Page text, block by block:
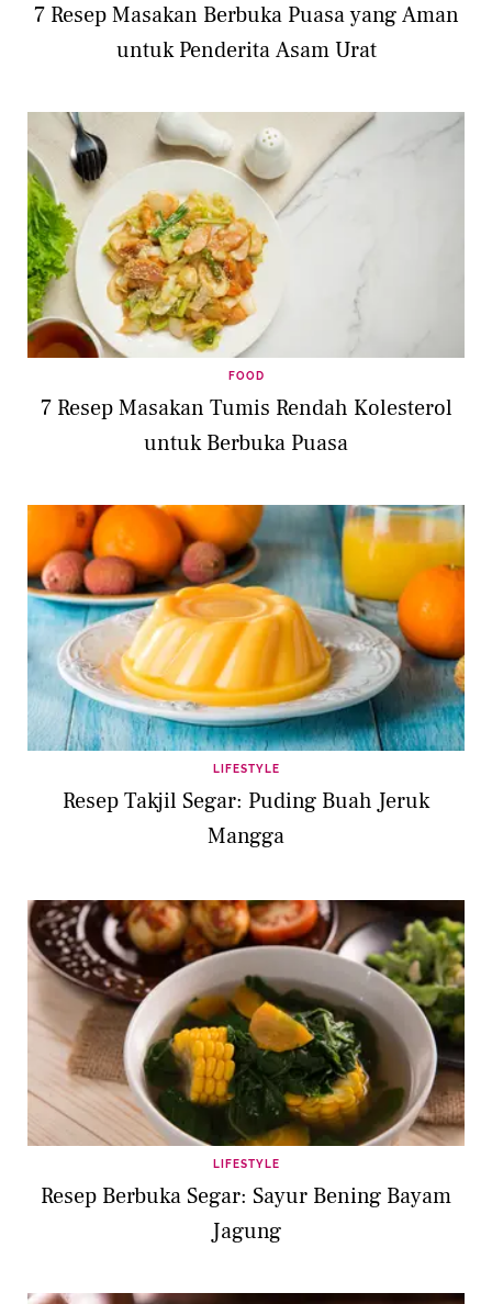
7 Resep Masakan Berbuka Puasa yang Aman
untuk Penderita Asam Urat
FOOD
7 Resep Masakan Tumis Rendah Kolesterol
untuk Berbuka Puasa
LIFESTYLE
Resep Takjil Segar: Puding Buah Jeruk
Mangga
LIFESTYLE
Resep Berbuka Segar: Sayur Bening Bayam
Jagung